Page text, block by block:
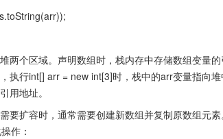
两个区域。声明数组时，栈内存中存储数组变量
执行int[] arr = new int[3]时，栈中的arr变量指向
用地址。
要扩容时，通常需要创建新数组并复制原数组元
作：